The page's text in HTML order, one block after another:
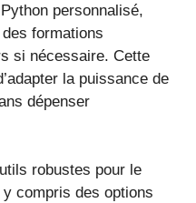
personnalisé,
formations
si nécessaire. Cette
la puissance de
dépenser
robustes pour le
compris des options